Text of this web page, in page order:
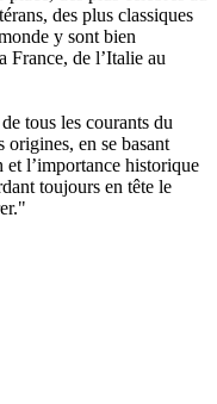
des plus classiques
y sont bien
France, de l’Italie au
tous les courants du
origines, en se basant
l’importance historique
toujours en tête le